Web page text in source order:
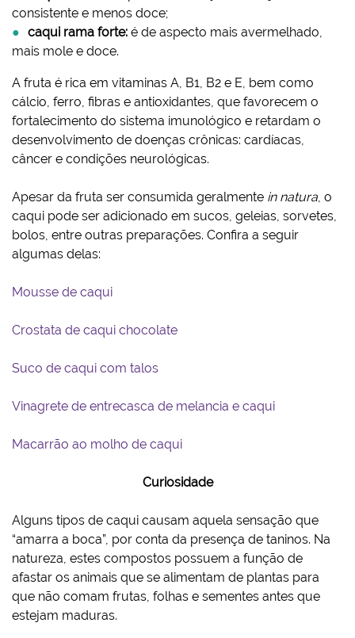
consistente e menos doce;
caqui rama forte: é de aspecto mais avermelhado,
mais mole e doce.
A fruta é rica em vitaminas A, B1, B2 e E, bem como
cálcio, ferro, fibras e antioxidantes, que favorecem o
fortalecimento do sistema imunológico e retardam o
desenvolvimento de doenças crônicas: cardíacas,
câncer e condições neurológicas.
Apesar da fruta ser consumida geralmente in natura, o
caqui pode ser adicionado em sucos, geleias, sorvetes,
bolos, entre outras preparações. Confira a seguir
algumas delas:
Mousse de caqui
Crostata de caqui chocolate
Suco de caqui com talos
Vinagrete de entrecasca de melancia e caqui
Macarrão ao molho de caqui
Curiosidade
Alguns tipos de caqui causam aquela sensação que
“amarra a boca”, por conta da presença de taninos. Na
natureza, estes compostos possuem a função de
afastar os animais que se alimentam de plantas para
que não comam frutas, folhas e sementes antes que
estejam maduras.